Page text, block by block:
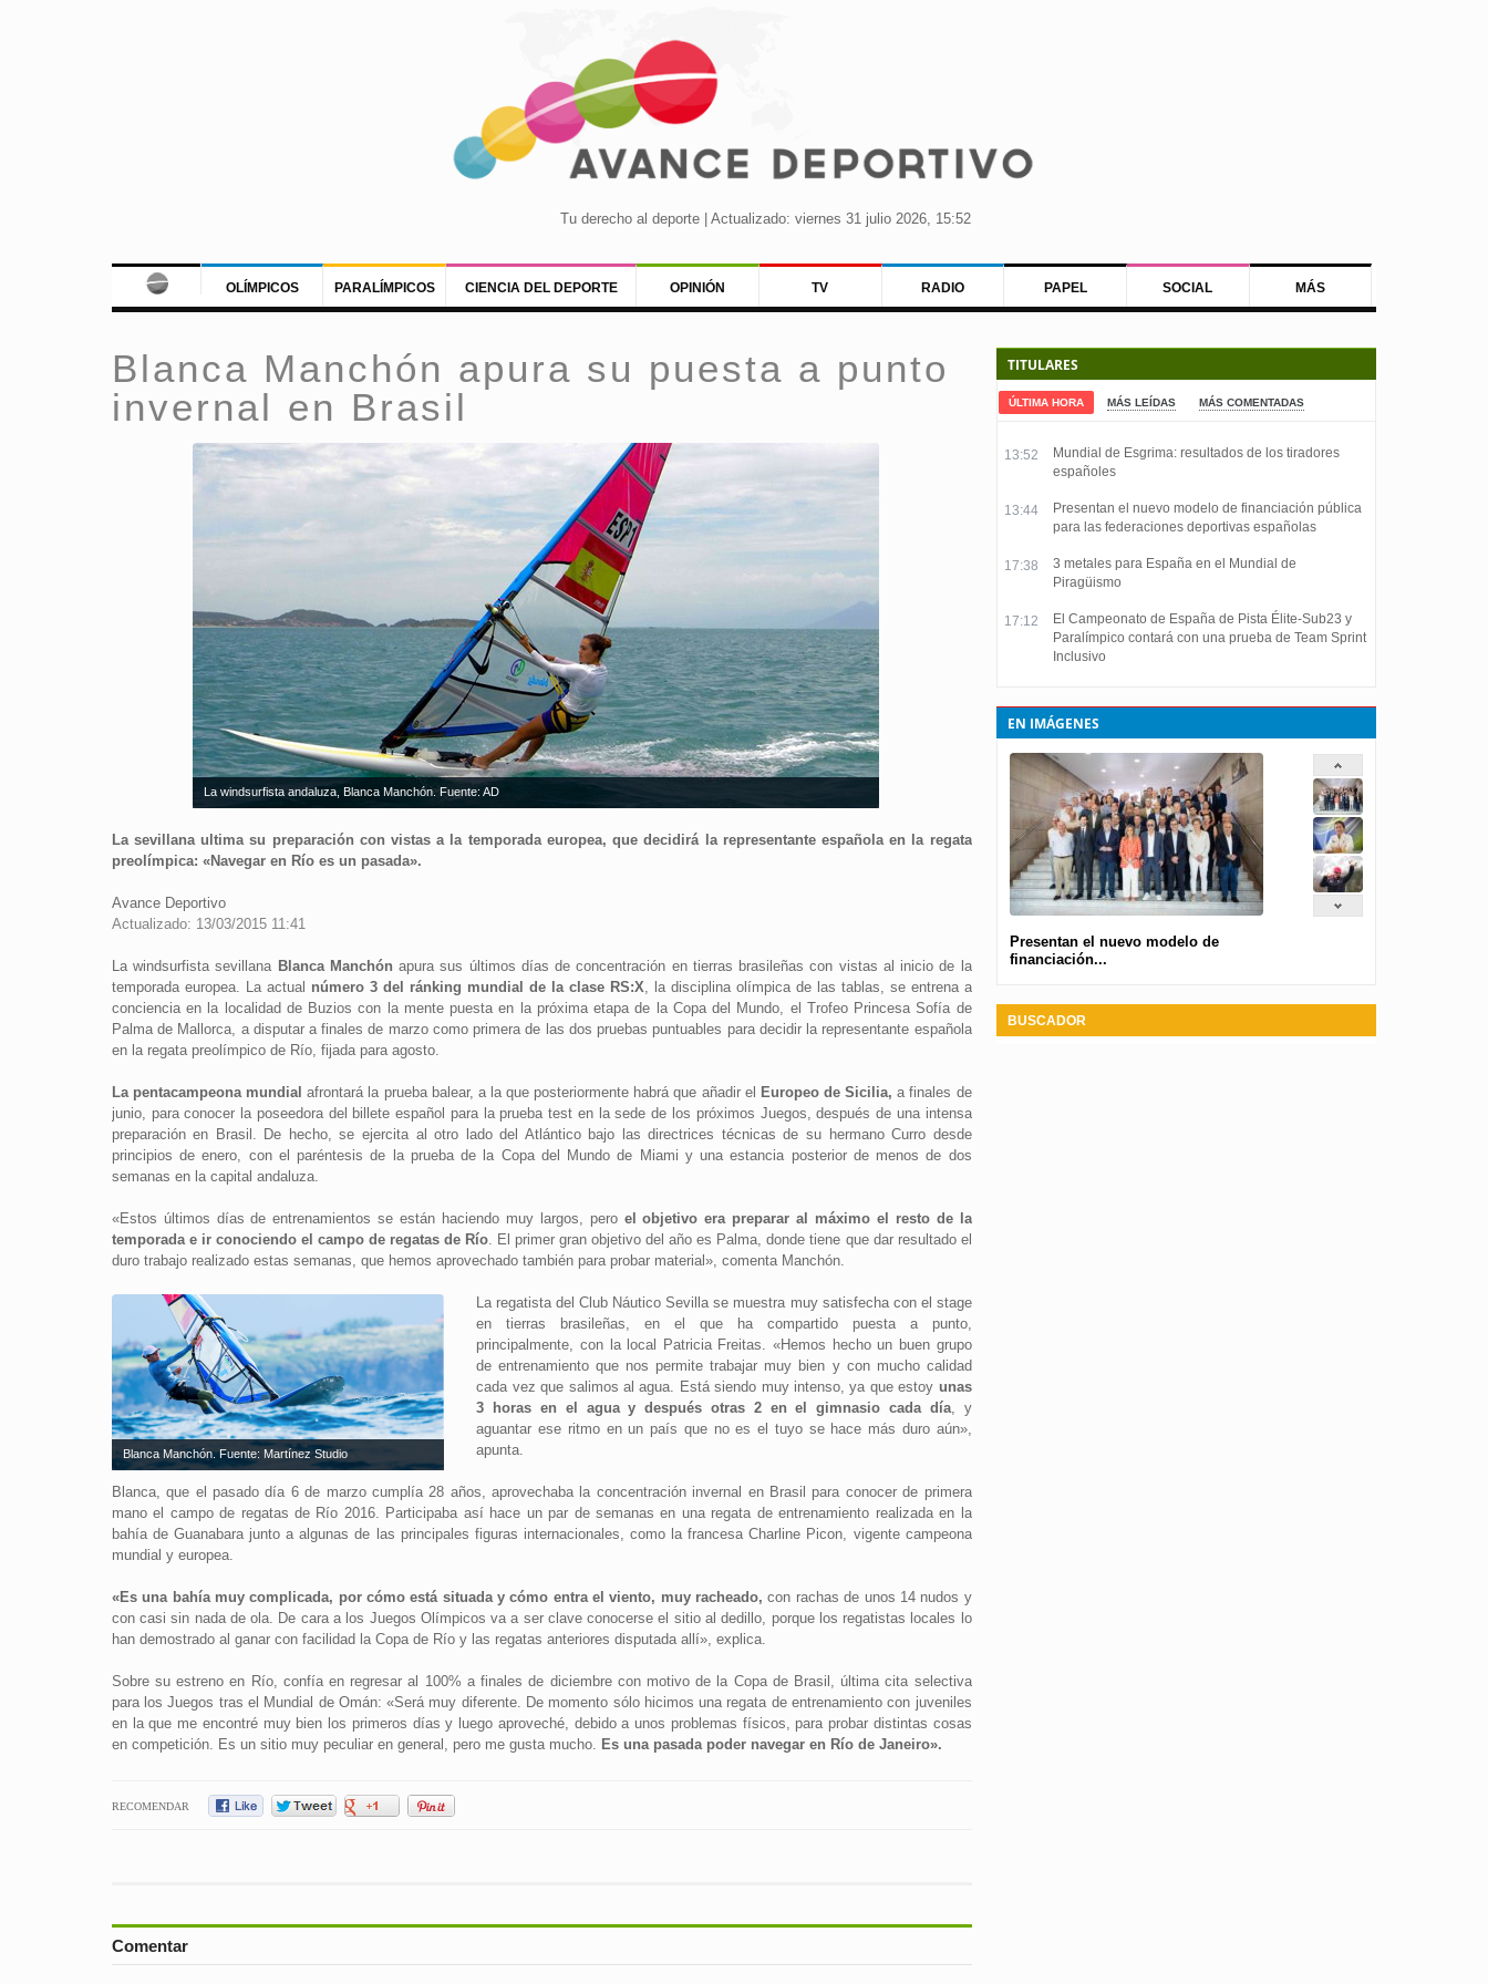
Tu derecho al deporte | Actualizado: viernes 31 julio 2026, 15:52
OLÍMPICOS PARALÍMPICOS CIENCIA DEL DEPORTE OPINIÓN TV RADIO PAPEL SOCIAL MÁS
Blanca Manchón apura su puesta a punto
invernal en Brasil
La windsurfista andaluza, Blanca Manchón. Fuente: AD
La sevillana ultima su preparación con vistas a la temporada europea, que decidirá la representante española en la regata
preolímpica: «Navegar en Río es un pasada».
Avance Deportivo
Actualizado: 13/03/2015 11:41
La windsurfista sevillana Blanca Manchón apura sus últimos días de concentración en tierras brasileñas con vistas al inicio de la
temporada europea. La actual número 3 del ránking mundial de la clase RS:X, la disciplina olímpica de las tablas, se entrena a
conciencia en la localidad de Buzios con la mente puesta en la próxima etapa de la Copa del Mundo, el Trofeo Princesa Sofía de
Palma de Mallorca, a disputar a finales de marzo como primera de las dos pruebas puntuables para decidir la representante española
en la regata preolímpico de Río, fijada para agosto.
La pentacampeona mundial afrontará la prueba balear, a la que posteriormente habrá que añadir el Europeo de Sicilia, a finales de
junio, para conocer la poseedora del billete español para la prueba test en la sede de los próximos Juegos, después de una intensa
preparación en Brasil. De hecho, se ejercita al otro lado del Atlántico bajo las directrices técnicas de su hermano Curro desde
principios de enero, con el paréntesis de la prueba de la Copa del Mundo de Miami y una estancia posterior de menos de dos
semanas en la capital andaluza.
«Estos últimos días de entrenamientos se están haciendo muy largos, pero el objetivo era preparar al máximo el resto de la
temporada e ir conociendo el campo de regatas de Río. El primer gran objetivo del año es Palma, donde tiene que dar resultado el
duro trabajo realizado estas semanas, que hemos aprovechado también para probar material», comenta Manchón.
Blanca Manchón. Fuente: Martínez Studio
La regatista del Club Náutico Sevilla se muestra muy satisfecha con el stage
en tierras brasileñas, en el que ha compartido puesta a punto,
principalmente, con la local Patricia Freitas. «Hemos hecho un buen grupo
de entrenamiento que nos permite trabajar muy bien y con mucho calidad
cada vez que salimos al agua. Está siendo muy intenso, ya que estoy unas
3 horas en el agua y después otras 2 en el gimnasio cada día, y
aguantar ese ritmo en un país que no es el tuyo se hace más duro aún»,
apunta.
Blanca, que el pasado día 6 de marzo cumplía 28 años, aprovechaba la concentración invernal en Brasil para conocer de primera
mano el campo de regatas de Río 2016. Participaba así hace un par de semanas en una regata de entrenamiento realizada en la
bahía de Guanabara junto a algunas de las principales figuras internacionales, como la francesa Charline Picon, vigente campeona
mundial y europea.
«Es una bahía muy complicada, por cómo está situada y cómo entra el viento, muy racheado, con rachas de unos 14 nudos y
con casi sin nada de ola. De cara a los Juegos Olímpicos va a ser clave conocerse el sitio al dedillo, porque los regatistas locales lo
han demostrado al ganar con facilidad la Copa de Río y las regatas anteriores disputada allí», explica.
Sobre su estreno en Río, confía en regresar al 100% a finales de diciembre con motivo de la Copa de Brasil, última cita selectiva
para los Juegos tras el Mundial de Omán: «Será muy diferente. De momento sólo hicimos una regata de entrenamiento con juveniles
en la que me encontré muy bien los primeros días y luego aproveché, debido a unos problemas físicos, para probar distintas cosas
en competición. Es un sitio muy peculiar en general, pero me gusta mucho. Es una pasada poder navegar en Río de Janeiro».
RECOMENDAR
Comentar
TITULARES
ÚLTIMA HORA MÁS LEÍDAS MÁS COMENTADAS
13:52
Mundial de Esgrima: resultados de los tiradores
españoles
13:44
Presentan el nuevo modelo de financiación pública
para las federaciones deportivas españolas
17:38
3 metales para España en el Mundial de
Piragüismo
17:12
El Campeonato de España de Pista Élite-Sub23 y
Paralímpico contará con una prueba de Team Sprint
Inclusivo
EN IMÁGENES
Presentan el nuevo modelo de
financiación...
BUSCADOR